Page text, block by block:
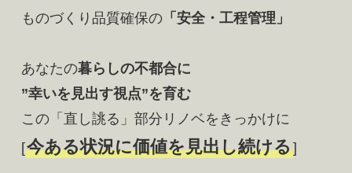
ものづくり品質確保の「安全・工程管理」
あなたの暮らしの不都合に
”幸いを見出す視点”を育む
この「直し誂る」部分リノベをきっかけに
[今ある状況に価値を見出し続ける]